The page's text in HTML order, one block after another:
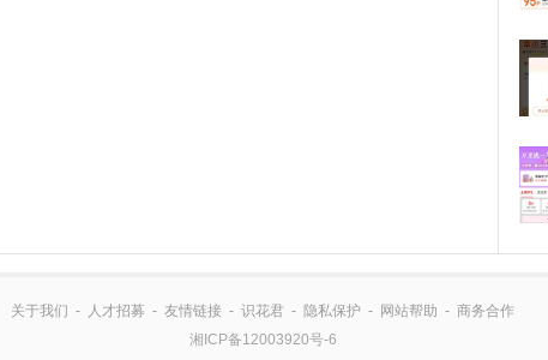
关于我们 - 人才招募 - 友情链接 - 识花君 - 隐私保护 - 网站帮助 - 商务合作
湘ICP备12003920号-6